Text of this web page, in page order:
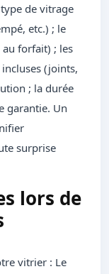
de vitrage
etc.) ; le
au forfait) ; les
(joints,
; la durée
garantie. Un
surprise
lors de
vitrier : Le